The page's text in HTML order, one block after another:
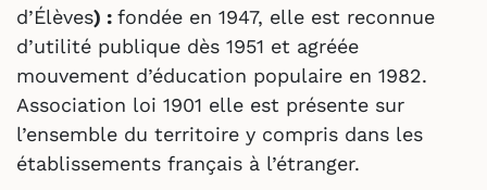
d’Élèves) : fondée en 1947, elle est reconnue
d’utilité publique dès 1951 et agréée
mouvement d’éducation populaire en 1982.
Association loi 1901 elle est présente sur
l’ensemble du territoire y compris dans les
établissements français à l’étranger.